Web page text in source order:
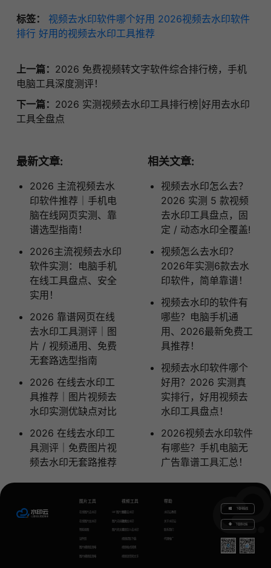
标签： 视频去水印软件哪个好用 2026视频去水印软件
排行 好用的视频去水印工具推荐
上一篇： 2026 免费视频转文字软件综合排行榜，手机
电脑工具深度测评！
下一篇： 2026 实测视频去水印工具排行榜|好用去水印
工具全盘点
最新文章:
2026 主流视频去水
印软件推荐｜手机电
脑在线网页实测、靠
谱选型指南！
2026主流视频去水印
软件实测：电脑手机
在线工具盘点、安全
实用！
2026 靠谱网页在线
去水印工具测评｜图
片 / 视频通用、免费
无套路选型指南
2026 在线去水印工
具推荐｜图片视频去
水印实测优缺点对比
2026 在线去水印工
具测评｜免费图片视
频去水印无套路推荐
相关文章:
视频去水印怎么去？
2026 实测 5 款视频
去水印工具盘点，固
定 / 动态水印全覆盖!
视频怎么去水印？
2026年实测6款去水
印软件，简单靠谱！
视频去水印的软件有
哪些？电脑手机通
用、2026最新免费工
具推荐！
视频去水印软件哪个
好用？2026 实测真
实排行，好用视频去
水印工具盘点！
2026视频去水印软件
有哪些？手机电脑无
广告靠谱工具汇总！
图片工具
在线图片去水印
在线图片加水印
智能抠图
证件照
图片模糊变清晰
图片模糊变清晰
GIF图片生成
图片无损放大
图片转文字
视频工具
视频去水印
视频加水印
视频怎么去水印
视频提取下载
视频格式转换
视频语音转文字
帮助
水印云教程
关于水印云
联系我们
代理推广
下载电脑版
下载移动端